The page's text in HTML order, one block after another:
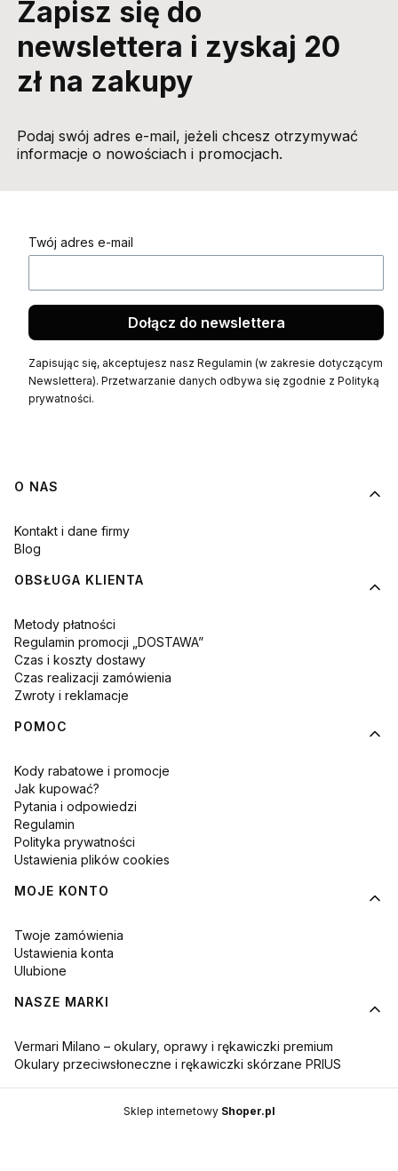
Zapisz się do
newslettera i zyskaj 20
zł na zakupy
Podaj swój adres e-mail, jeżeli chcesz otrzymywać
informacje o nowościach i promocjach.
Twój adres e-mail
Dołącz do newslettera
Zapisując się, akceptujesz nasz Regulamin (w zakresie dotyczącym
Newslettera). Przetwarzanie danych odbywa się zgodnie z Polityką
prywatności.
Linki w stopce
O NAS
Kontakt i dane firmy
Blog
OBSŁUGA KLIENTA
Metody płatności
Regulamin promocji „DOSTAWA”
Czas i koszty dostawy
Czas realizacji zamówienia
Zwroty i reklamacje
POMOC
Kody rabatowe i promocje
Jak kupować?
Pytania i odpowiedzi
Regulamin
Polityka prywatności
Ustawienia plików cookies
MOJE KONTO
Twoje zamówienia
Ustawienia konta
Ulubione
NASZE MARKI
Vermari Milano – okulary, oprawy i rękawiczki premium
Okulary przeciwsłoneczne i rękawiczki skórzane PRIUS
Sklep internetowy Shoper.pl